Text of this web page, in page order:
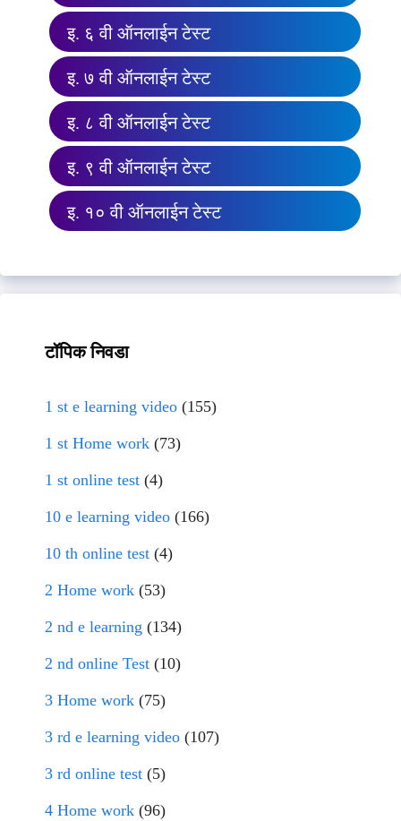
इ. ६ वी ऑनलाईन टेस्ट
इ. ७ वी ऑनलाईन टेस्ट
इ. ८ वी ऑनलाईन टेस्ट
इ. ९ वी ऑनलाईन टेस्ट
इ. १० वी ऑनलाईन टेस्ट
टॉपिक निवडा
1 st e learning video (155)
1 st Home work (73)
1 st online test (4)
10 e learning video (166)
10 th online test (4)
2 Home work (53)
2 nd e learning (134)
2 nd online Test (10)
3 Home work (75)
3 rd e learning video (107)
3 rd online test (5)
4 Home work (96)